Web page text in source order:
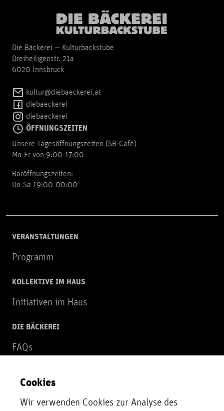
Die Bäckerei — Kulturbackstube
Dreiheiligenstr. 21a
6020 Innsbruck
kultur@diebaeckerei.at
diebaeckerei
diebaeckerei
ÖFFNUNGSZEITEN
Unsere Tagesöffnungszeiten (SB-Cafè)
Mo-Fr von 9:00-17:00
Baröffnungszeiten:
Do-Sa 19:00-00:00
VERANSTALTUNGEN
Programm
KOLLEKTIVE IM HAUS
Initiativen im Haus
DIE BÄCKEREI
FAQs
NEWSLETTER
Zur Newsletter Anmeldung
Cookies
Wir verwenden Cookies zur Analyse des